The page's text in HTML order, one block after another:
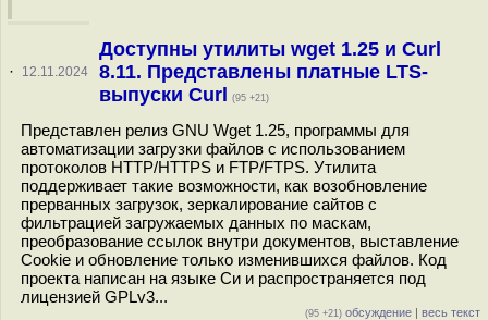
· 12.11.2024
Доступны утилиты wget 1.25 и Curl
8.11. Представлены платные LTS-
выпуски Curl
(95 +21)
Представлен релиз GNU Wget 1.25, программы для
автоматизации загрузки файлов с использованием
протоколов HTTP/HTTPS и FTP/FTPS. Утилита
поддерживает такие возможности, как возобновление
прерванных загрузок, зеркалирование сайтов с
фильтрацией загружаемых данных по маскам,
преобразование ссылок внутри документов, выставление
Cookie и обновление только изменившихся файлов. Код
проекта написан на языке Си и распространяется под
лицензией GPLv3...
(95 +21) обсуждение | весь текст